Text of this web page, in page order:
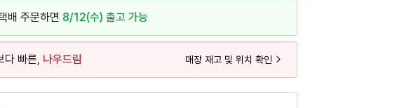
배 주문하면 8/12(수) 출고 가능
다 빠른, 나우드림 매장 재고 및 위치 확인